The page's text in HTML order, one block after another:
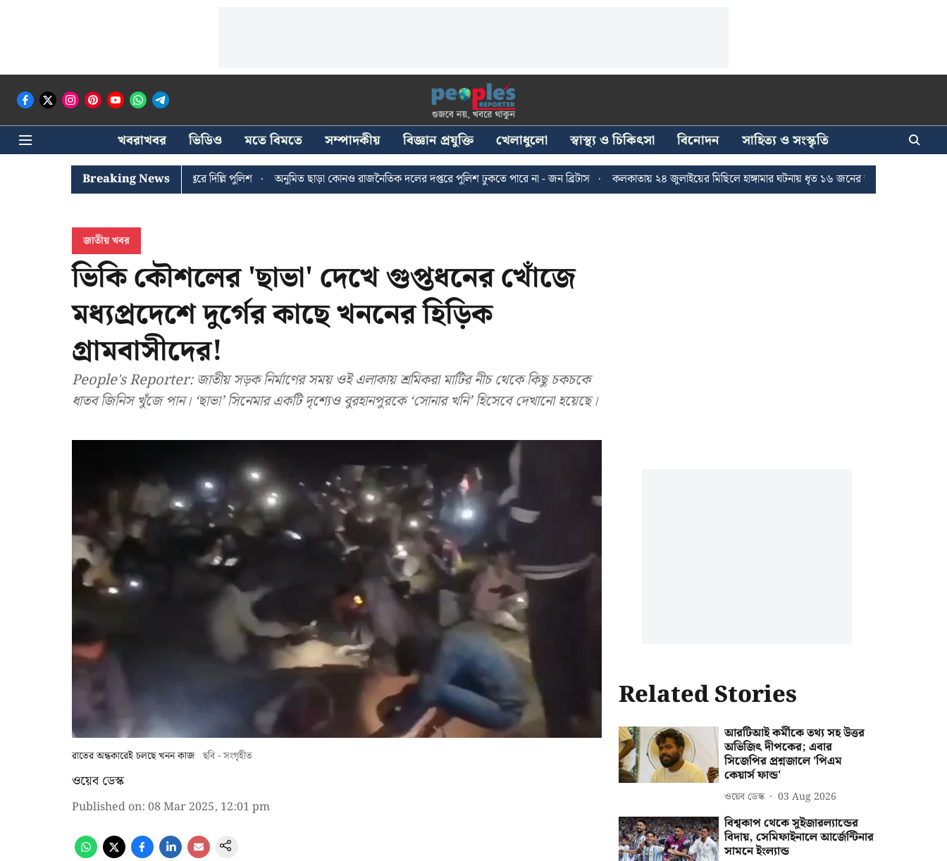
খবরাখবর ভিডিও মতে বিমতে সম্পাদকীয় বিজ্ঞান প্রযুক্তি খেলাধুলো স্বাস্থ্য ও চিকিৎসা বিনোদন সাহিত্য ও সংস্কৃতি
Breaking News
ঘোষের খোঁজে সিপিআইএম সদর দপ্তরে দিল্লি পুলিশ অনুমিত ছাড়া কোনও রাজনৈতিক দলের দপ্তরে পুলিশ ঢুকতে পারে না - জন ব্রিটাস কলকাতায় ২৪ জুলাইয়ের মিছিলে হাঙ্গামার ঘটনায় ধৃত ১৬ জনের জামিন
জাতীয় খবর
ভিকি কৌশলের 'ছাভা' দেখে গুপ্তধনের খোঁজে
মধ্যপ্রদেশে দুর্গের কাছে খননের হিড়িক
গ্রামবাসীদের!
People's Reporter: জাতীয় সড়ক নির্মাণের সময় ওই এলাকায় শ্রমিকরা মাটির নীচ থেকে কিছু চকচকে
ধাতব জিনিস খুঁজে পান। ‘ছাভা’ সিনেমার একটি দৃশ্যেও বুরহানপুরকে ‘সোনার খনি’ হিসেবে দেখানো হয়েছে।
রাতের অন্ধকারেই চলছে খনন কাজ ছবি - সংগৃহীত
ওয়েব ডেস্ক
Published on: 08 Mar 2025, 12:01 pm
Related Stories
আরটিআই কর্মীকে তথ্য সহ উত্তর
অভিজিৎ দীপকের; এবার
সিজেপির প্রশ্নজালে 'পিএম
কেয়ার্স ফান্ড'
ওয়েব ডেস্ক 03 Aug 2026
বিশ্বকাপ থেকে সুইজারল্যান্ডের
বিদায়, সেমিফাইনালে আর্জেন্টিনার
সামনে ইংল্যান্ড